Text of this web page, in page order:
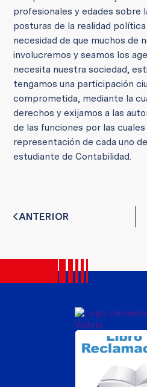
profesionales y edades sobre
posturas de la realidad
necesidad de que muchos de
involucremos y seamos los
necesita nuestra sociedad,
tengamos una participación
comprometida, mediante la
derechos y exijamos a las
de las funciones por las
representación de cada uno
estudiante de Contabilidad.
ANTERIOR